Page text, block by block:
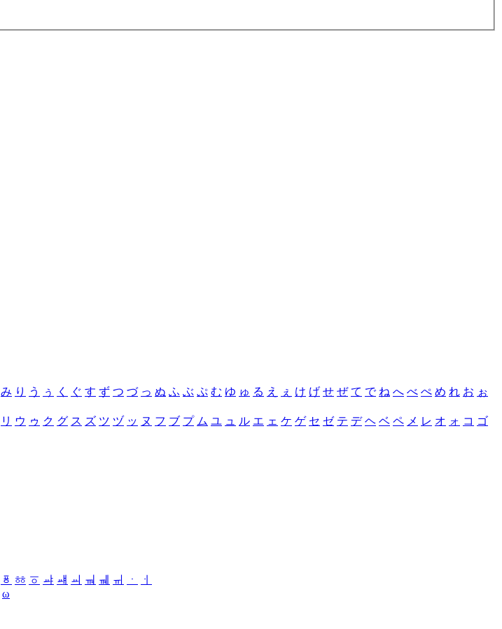
み り う ぅ く ぐ す ず つ づ っ ぬ ふ ぶ ぷ む ゆ ゅ る え ぇ け げ せ ぜ て で ね へ べ ぺ め れ お ぉ
リ ウ ゥ ク グ ス ズ ツ ヅ ッ ヌ フ ブ プ ム ユ ュ ル エ ェ ケ ゲ セ ゼ テ デ ヘ ベ ペ メ レ オ ォ コ ゴ
ㆄ ㆅ ㆆ ㆇ ㆈ ㆉ ㆊ ㆋ ㆌ ㆍ
ㆎ
ω